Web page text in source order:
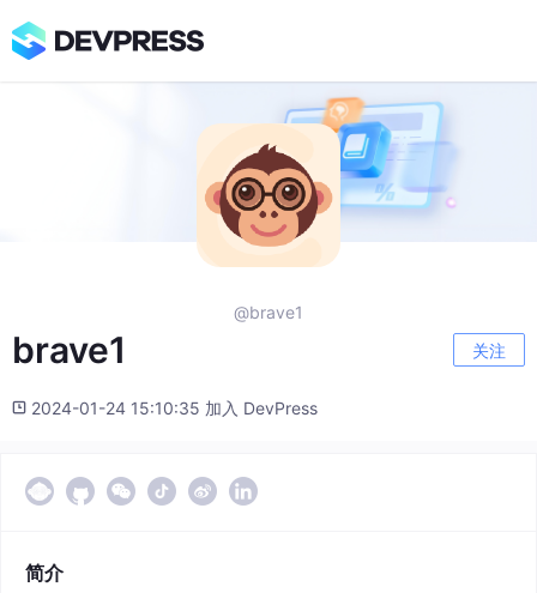
@brave1
brave1 关注
2024-01-24 15:10:35 加入 DevPress
简介